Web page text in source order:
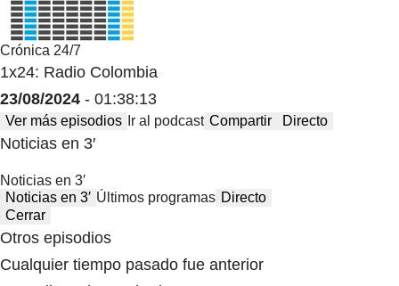
Crónica 24/7
1x24: Radio Colombia
23/08/2024 - 01:38:13
Ver más episodios Ir al podcast Compartir Directo
Noticias en 3′
Noticias en 3′
Noticias en 3′ Últimos programas Directo
Cerrar
Otros episodios
Cualquier tiempo pasado fue anterior